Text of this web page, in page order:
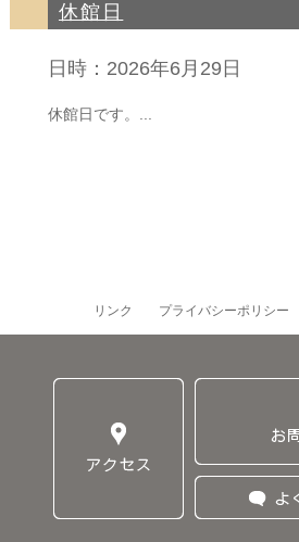
休館日
日時： 2026年6月29日
休館日です。...
リンク プライバシーポリシー